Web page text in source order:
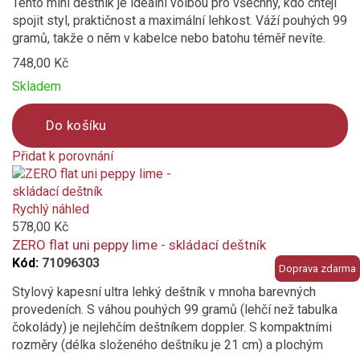
spojit styl, praktičnost a maximální lehkost. Váží pouhých 99
gramů, takže o něm v kabelce nebo batohu téměř nevíte.
748,00 Kč
Skladem
Do košíku
Přidat k porovnání
Product
is
added
to
compare
Doprava zdarma
Rychlý náhled
578,00 Kč
ZERO flat uni peppy lime - skládací deštník
Kód: 71096303
Stylový kapesní ultra lehký deštník v mnoha barevných
provedeních. S váhou pouhých 99 gramů (lehčí než tabulka
čokolády) je nejlehčím deštníkem doppler. S kompaktními
rozměry (délka složeného deštníku je 21 cm) a plochým